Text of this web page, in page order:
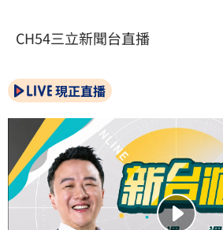
CH54三立新聞台直播
現正直播